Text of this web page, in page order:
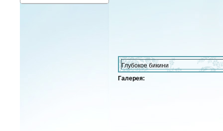
Глубокое бикини
Галерея: